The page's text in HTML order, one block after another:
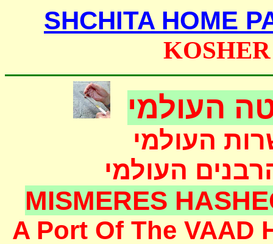
SHCHITA HOME
העולמי
העולמי
העולמי
MISMERES
A Port Of The VAAD